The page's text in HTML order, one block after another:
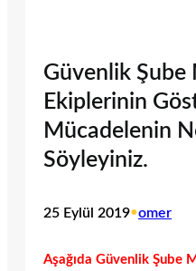
Güvenlik Şube
Ekiplerinin
Mücadelenin
Söyleyiniz.
25 Eylül 2019•omer
Aşağıda Güvenlik Şube